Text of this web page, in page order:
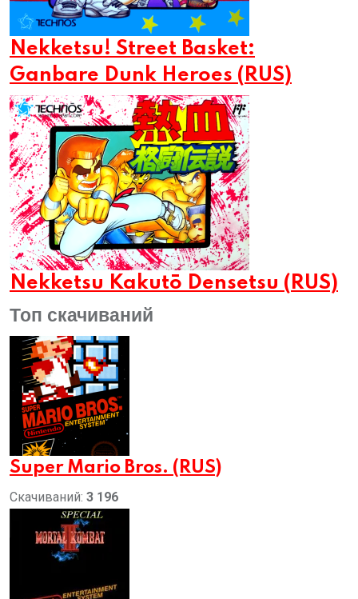
Nekketsu! Street Basket:
Ganbare Dunk Heroes (RUS)
Nekketsu Kakutō Densetsu (RUS)
Топ скачиваний
Super Mario Bros. (RUS)
Скачиваний: 3 196